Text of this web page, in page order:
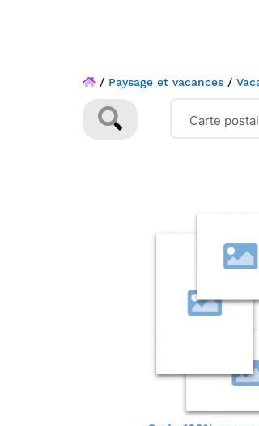
/ Paysage et vacances /
Carte